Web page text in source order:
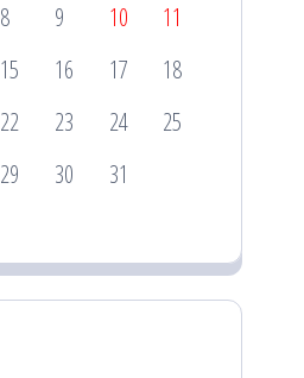
8 9 10
11
15 16 17
18
22 23 24
25
29 30
31